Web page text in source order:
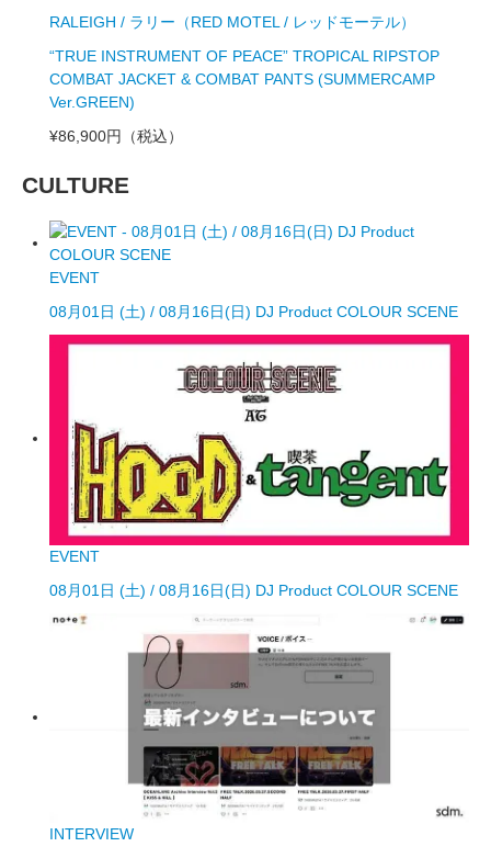
RALEIGH / ラリー（RED MOTEL / レッドモーテル）
“TRUE INSTRUMENT OF PEACE” TROPICAL RIPSTOP
COMBAT JACKET & COMBAT PANTS (SUMMERCAMP
Ver.GREEN)
¥86,900円
（税込）
CULTURE
EVENT
08月01日 (土) / 08月16日(日) DJ Product COLOUR SCENE
EVENT
08月01日 (土) / 08月16日(日) DJ Product COLOUR SCENE
INTERVIEW